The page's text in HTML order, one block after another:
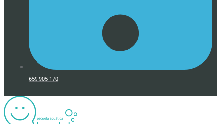
659 905 170